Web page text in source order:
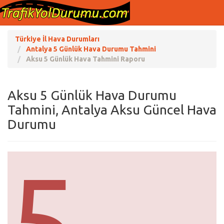
Türkiye İl Hava Durumları
Antalya 5 Günlük Hava Durumu Tahmini
Aksu 5 Günlük Hava Tahmini Raporu
Aksu 5 Günlük Hava Durumu
Tahmini, Antalya Aksu Güncel Hava
Durumu